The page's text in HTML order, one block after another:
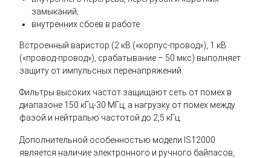
замыканий;
внутренних сбоев в работе.
Встроенный варистор (2 кВ («корпус-провод»), 1 кВ
(«провод-провод»), срабатывание – 50 мкс) выполняет
защиту от импульсных перенапряжений.
Фильтры высоких частот защищают сеть от помех в
диапазоне 150 кГц-30 МГц, а нагрузку от помех между
фазой и нейтралью частотой до 2,5 кГц.
Дополнительной особенностью модели IS12000
является наличие электронного и ручного байпасов,